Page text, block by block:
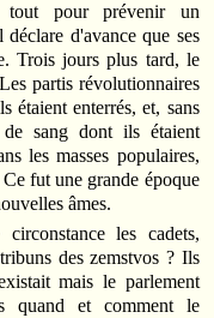
tout pour prévenir un
d'avance que ses
Trois jours plus tard, le
partis révolutionnaires
étaient enterrés, et, sans
sang dont ils étaient
les masses populaires,
fut une grande époque
âmes.
les cadets,
des zemstvos ? Ils
mais le parlement
quand et comment le